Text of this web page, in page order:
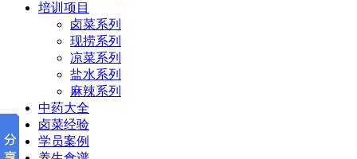
培训项目
卤菜系列
现捞系列
凉菜系列
盐水系列
麻辣系列
中药大全
卤菜经验
学员案例